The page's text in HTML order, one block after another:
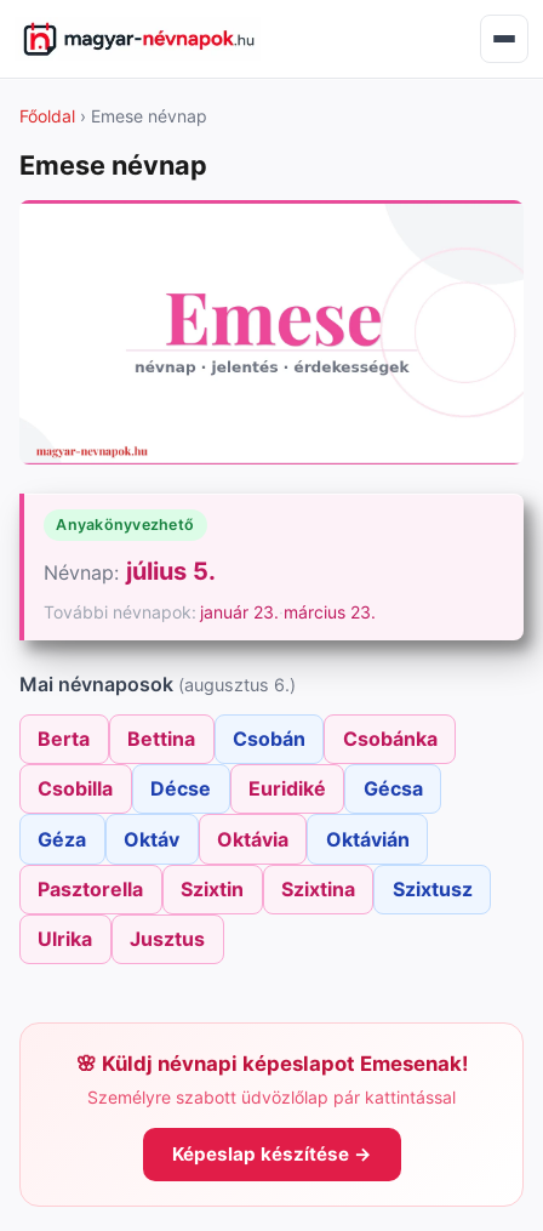
Főoldal › Emese névnap
Emese névnap
Anyakönyvezhető
Névnap: július 5.
További névnapok: január 23.·március 23.
Mai névnaposok (augusztus 6.)
Berta Bettina Csobán Csobánka
Csobilla Décse Euridiké Gécsa
Géza Oktáv Oktávia Oktávián
Pasztorella Szixtin Szixtina Szixtusz
Ulrika Jusztus
Küldj névnapi képeslapot Emesenak!
Személyre szabott üdvözlőlap pár kattintással
Képeslap készítése →